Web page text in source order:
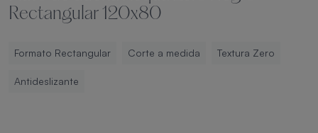
Rectangular 120x80
Formato Rectangular Corte a medida Textura Zero
Antideslizante